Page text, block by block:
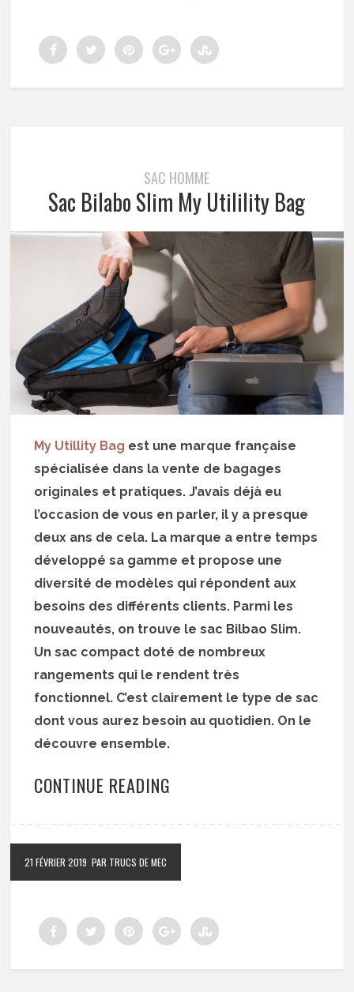
SAC HOMME
Sac Bilabo Slim My Utilility Bag
My Utillity Bag est une marque française
spécialisée dans la vente de bagages
originales et pratiques. J’avais déjà eu
l’occasion de vous en parler, il y a presque
deux ans de cela. La marque a entre temps
développé sa gamme et propose une
diversité de modèles qui répondent aux
besoins des différents clients. Parmi les
nouveautés, on trouve le sac Bilbao Slim.
Un sac compact doté de nombreux
rangements qui le rendent très
fonctionnel. C’est clairement le type de sac
dont vous aurez besoin au quotidien. On le
découvre ensemble.
CONTINUE READING
21 FÉVRIER 2019 PAR TRUCS DE MEC